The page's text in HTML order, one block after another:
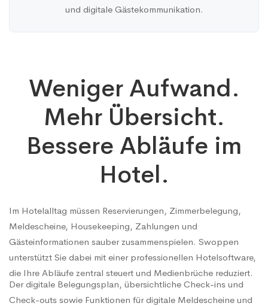
und digitale Gästekommunikation.
Weniger Aufwand.
Mehr Übersicht.
Bessere Abläufe im
Hotel.
Im Hotelalltag müssen Reservierungen, Zimmerbelegung,
Meldescheine, Housekeeping, Zahlungen und
Gästeinformationen sauber zusammenspielen. Swoppen
unterstützt Sie dabei mit einer professionellen Hotelsoftware,
die Ihre Abläufe zentral steuert und Medienbrüche reduziert.
Der digitale Belegungsplan, übersichtliche Check-ins und
Check-outs sowie Funktionen für digitale Meldescheine und